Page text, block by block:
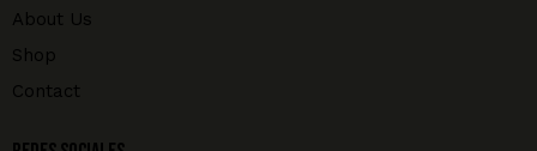
About Us
Shop
Contact